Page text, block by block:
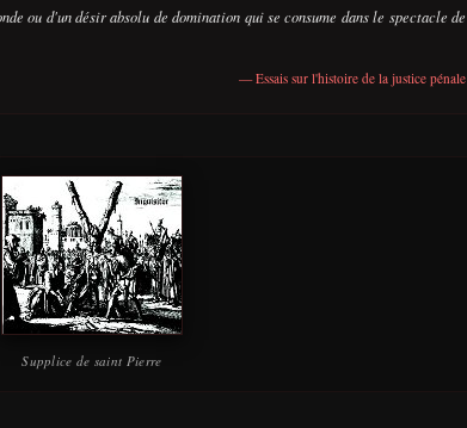
ou d'un désir absolu de domination qui se consume dans le spectacle de
— Essais sur l'histoire de la justice pénale
Supplice de saint Pierre